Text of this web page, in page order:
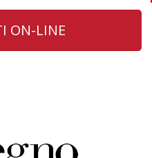
ON-LINE